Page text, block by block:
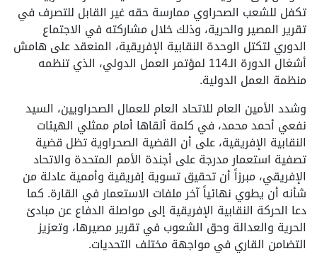
تكفل للشعب الصحراوي ممارسة حقه غير القابل للتصرف في
تقرير المصير والحرية، وذلك خلال مشاركته في الاجتماع
الدوري لتكتل الوحدة النقابية الإفريقية، المنعقد على هامش
أشغال الدورة الـ114 لمؤتمر العمل الدولي، الذي تنظمه
منظمة العمل الدولية.
وشدد الأمين العام للاتحاد العام للعمال الصحراويين، السيد
نفعي أحمد محمد، في كلمة ألقاها أمام ممثلي الهيئات
النقابية الإفريقية، على أن القضية الصحراوية تظل قضية
تصفية استعمار مدرجة على أجندة الأمم المتحدة والاتحاد
الإفريقي، مبرزاً أن تحقيق تسوية إفريقية وأممية عادلة من
شأنه أن يطوي نهائياً آخر ملفات الاستعمار في القارة. كما
دعا الحركة النقابية الإفريقية إلى مواصلة الدفاع عن مبادئ
الحرية والعدالة وحق الشعوب في تقرير مصيرها، وتعزيز
التضامن القاري في مواجهة مختلف التحديات.